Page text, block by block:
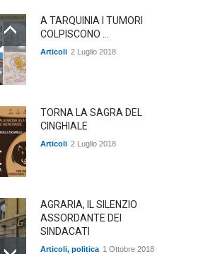
A TARQUINIA I TUMORI
COLPISCONO ...
Articoli 2 Luglio 2018
TORNA LA SAGRA DEL
CINGHIALE
Articoli 2 Luglio 2018
AGRARIA, IL SILENZIO
ASSORDANTE DEI
SINDACATI
Articoli, politica 1 Ottobre 2018